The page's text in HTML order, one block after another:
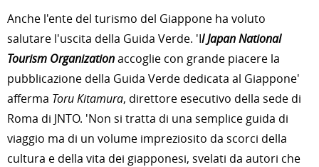
Anche l'ente del turismo del Giappone ha voluto
salutare l'uscita della Guida Verde. 'Il Japan National
Tourism Organizationaccoglie con grande piacere la
pubblicazione della Guida Verde dedicata al Giappone'
afferma Toru Kitamura, direttore esecutivo della sede di
Roma di JNTO. 'Non si tratta di una semplice guida di
viaggio ma di un volume impreziosito da scorci della
cultura e della vita dei giapponesi, svelati da autori che